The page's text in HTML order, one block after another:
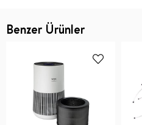
Benzer Ürünler